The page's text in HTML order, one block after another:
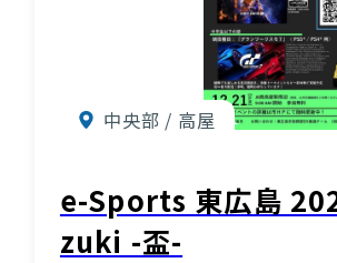
中央部 / 高屋
e-Sports 東広島
zuki -盃-